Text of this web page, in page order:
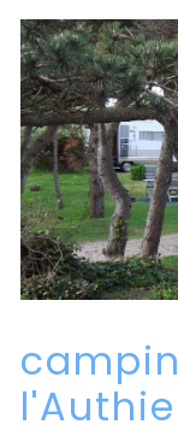
l'Authie